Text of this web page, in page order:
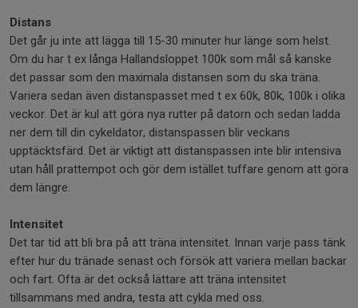
Distans
Det går ju inte att lägga till 15-30 minuter hur länge som helst.
Om du har t ex långa Hallandsloppet 100k som mål så kanske
det passar som den maximala distansen som du ska träna.
Variera sedan även distanspasset med t ex 60k, 80k, 100k i olika
veckor. Det är kul att göra nya rutter på datorn och sedan ladda
ner dem till din cykeldator, distanspassen blir veckans
upptäcktsfärd. Det är viktigt att distanspassen inte blir intensiva
utan håll prattempot och gör dem istället tuffare genom att göra
dem längre.
Intensitet
Det tar tid att bli bra på att träna intensitet. Innan varje pass tänk
efter hur du tränade senast och försök att variera mellan backar
och fart. Ofta är det också lättare att träna intensitet
tillsammans med andra, testa att cykla med oss.